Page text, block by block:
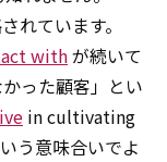
れています。
withが続いて
った顧客」とい
in cultivating
う意味合いでよ